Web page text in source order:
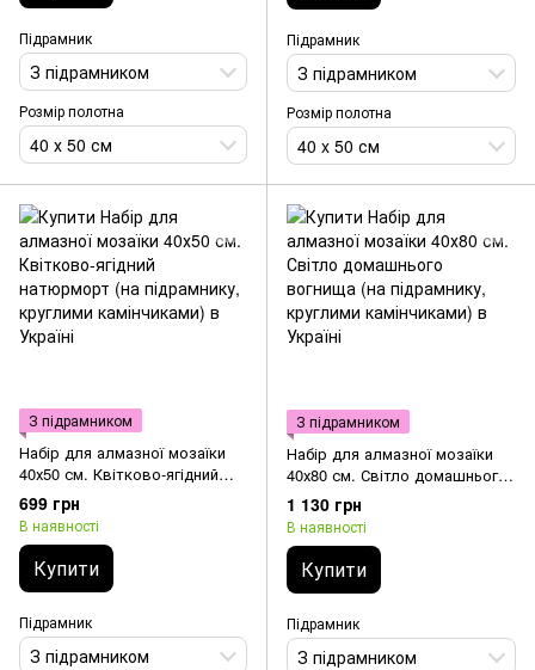
Підрамник
З підрамником
Розмір полотна
40 х 50 см
Підрамник
З підрамником
Розмір полотна
40 x 50 см
З підрамником
Набір для алмазної мозаїки
40х50 см. Квітково-ягідний
натюрморт (на підрамнику,
круглими камінчиками)
699 грн
В наявності
Купити
Підрамник
З підрамником
З підрамником
Набір для алмазної мозаїки
40х80 см. Світло домашнього
вогнища (на підрамнику,
круглими камінчиками)
1 130 грн
В наявності
Купити
Підрамник
З підрамником